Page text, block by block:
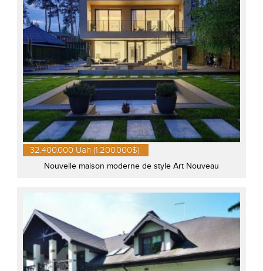
32.400.000 Uah (1.200.000$)
Nouvelle maison moderne de style Art Nouveau